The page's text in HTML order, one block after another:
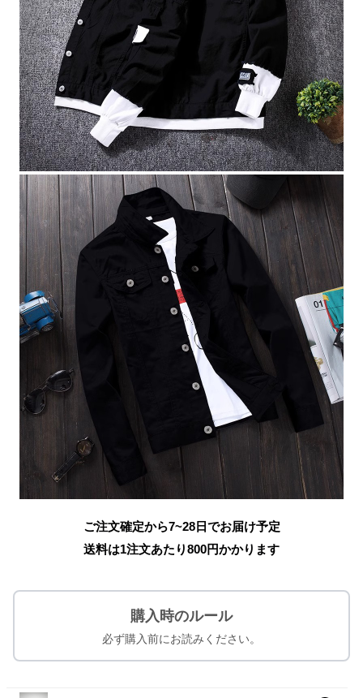
ご注文確定から7~28日でお届け予定
送料は1注文あたり800円かかります
購入時のルール
必ず購入前にお読みください。